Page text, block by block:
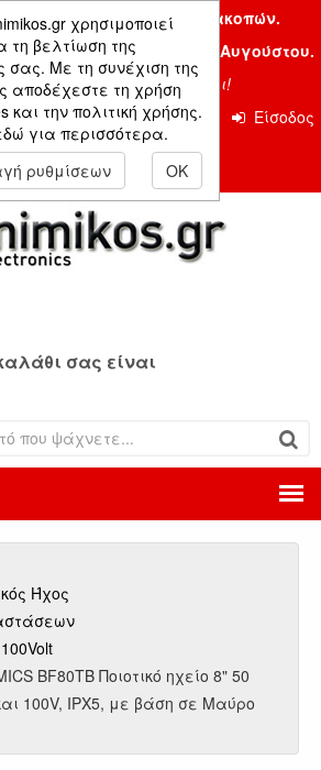
χρησιμοποιεί
τη βελτίωση της
σας. Με τη συνέχιση της
αποδέχεστε τη χρήση
και την πολιτική χρήσης.
για περισσότερα.
ρυθμίσεων
OK
είναι κλειστό λόγω διακοπών.
μαζί σας την Δευτέρα 24 Αυγούστου.
ένα όμορφο καλοκαίρι!
Επικοινωνία
Είσοδος
Μέλους
σας είναι
Ήχος
BF80TB Ποιοτικό ηχείο 8" 50
100V, IPX5, με βάση σε Μαύρο